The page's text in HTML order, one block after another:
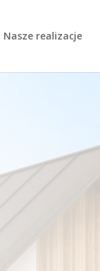
Nasze realizacje